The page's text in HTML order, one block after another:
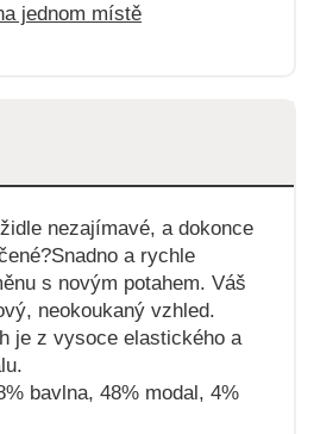
jednom místě
nezajímavé, a dokonce
a rychle
s novým potahem. Váš
neokoukaný vzhled.
je z vysoce elastického a
bavlna, 48% modal, 4%